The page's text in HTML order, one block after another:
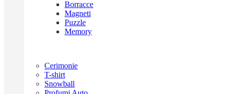
Borracce
Magneti
Puzzle
Memory
Cerimonie
T-shirt
Snowball